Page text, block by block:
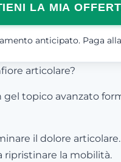
LA MIA
anticipato. Paga
articolare?
gel topico avanzato
il dolore articolare.
ripristinare la mobilità.